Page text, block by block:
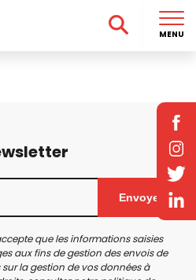
Envoyer
que les informations saisies
aux fins de gestion des envois de
la gestion de vos données à
MENU